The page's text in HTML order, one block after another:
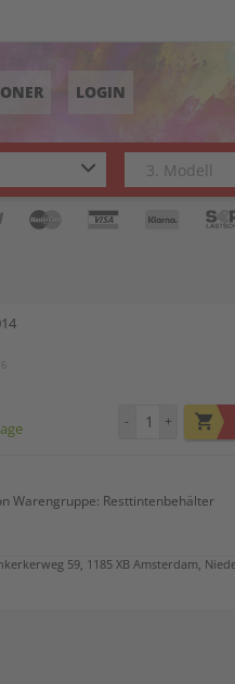
LOGIN
- +
Warengruppe: Resttintenbehälter
59, 1185 XB Amsterdam,